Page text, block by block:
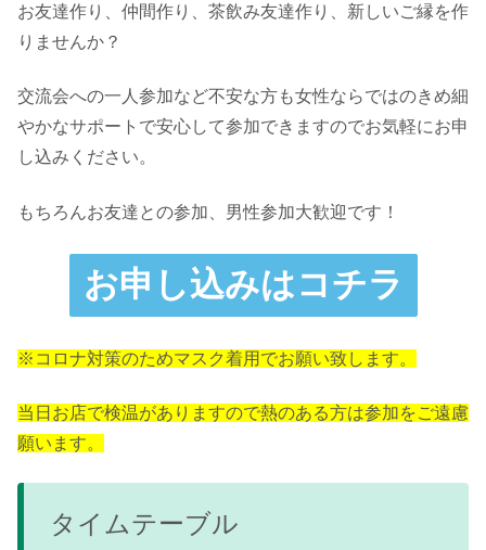
お友達作り、仲間作り、茶飲み友達作り、新しいご縁を作
りませんか？
交流会への一人参加など不安な方も女性ならではのきめ細
やかなサポートで安心して参加できますのでお気軽にお申
し込みください。
もちろんお友達との参加、男性参加大歓迎です！
お申し込みはコチラ
※コロナ対策のためマスク着用でお願い致します。
当日お店で検温がありますので熱のある方は参加をご遠慮
願います。
タイムテーブル